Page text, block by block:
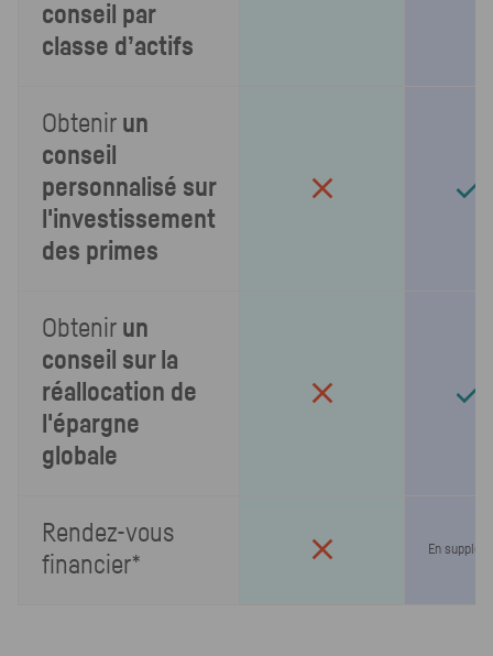
conseil par
classe d’actifs
Obtenir un
conseil
personnalisé sur
l'investissement
des primes
Obtenir un
conseil sur la
réallocation de
l'épargne
globale
Rendez-vous
financier*
En